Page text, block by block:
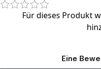
Für dieses Produkt
Eine